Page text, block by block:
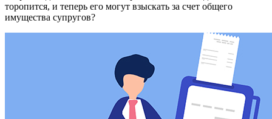
торопится, и теперь его могут взыскать за счет общего
имущества супругов?